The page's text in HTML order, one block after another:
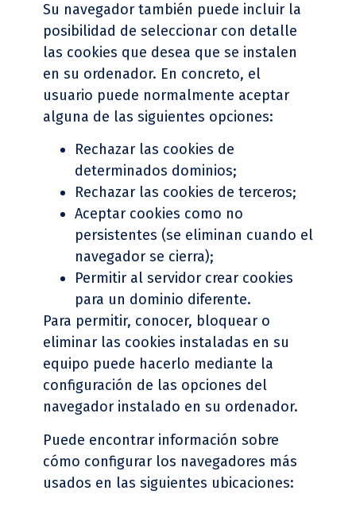
Su navegador también puede incluir la
posibilidad de seleccionar con detalle
las cookies que desea que se instalen
en su ordenador. En concreto, el
usuario puede normalmente aceptar
alguna de las siguientes opciones:
Rechazar las cookies de
determinados dominios;
Rechazar las cookies de terceros;
Aceptar cookies como no
persistentes (se eliminan cuando el
navegador se cierra);
Permitir al servidor crear cookies
para un dominio diferente.
Para permitir, conocer, bloquear o
eliminar las cookies instaladas en su
equipo puede hacerlo mediante la
configuración de las opciones del
navegador instalado en su ordenador.
Puede encontrar información sobre
cómo configurar los navegadores más
usados en las siguientes ubicaciones: